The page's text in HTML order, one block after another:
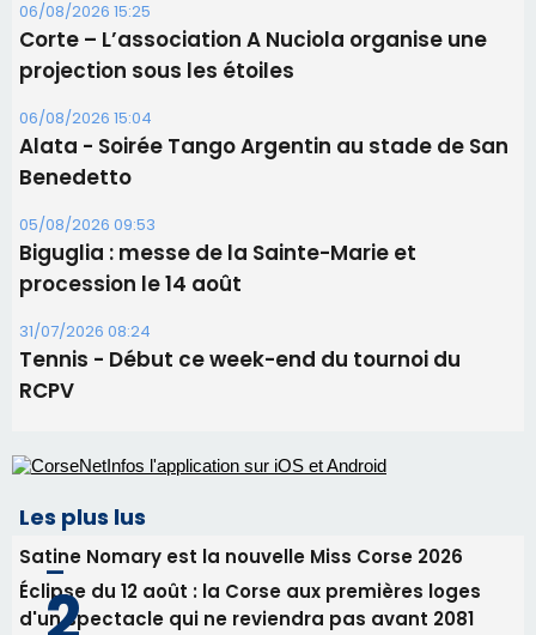
Les brèves
09/08/2026 11:04
Festa di l’Associi Curtinesi le 13 septembre
06/08/2026 15:57
Ucciani – Marché des producteurs à Cruculi le
11 août
06/08/2026 15:25
Corte – L’association A Nuciola organise une
projection sous les étoiles
06/08/2026 15:04
Alata - Soirée Tango Argentin au stade de San
Benedetto
Biguglia : messe de la Sainte-Marie et
procession le 14 août
31/07/2026 08:24
Tennis - Début ce week-end du tournoi du
RCPV